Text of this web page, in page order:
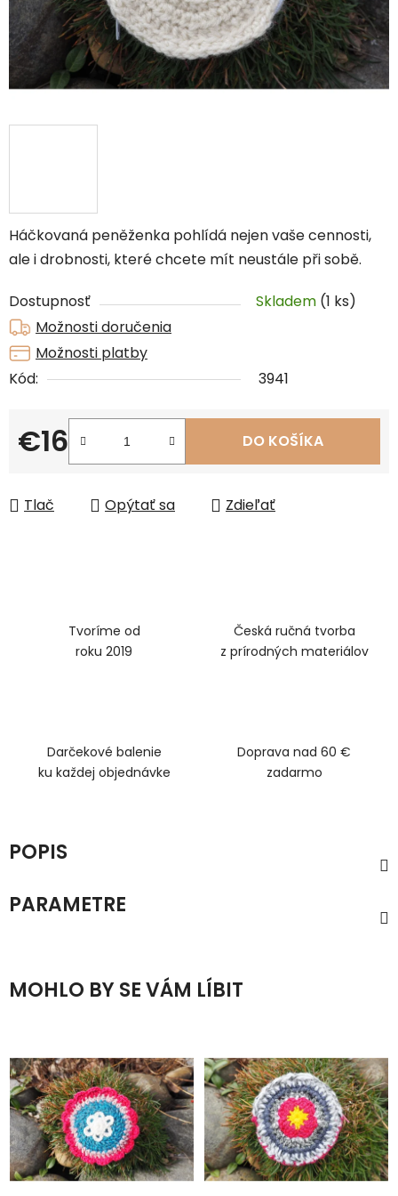
Háčkovaná peněženka pohlídá nejen vaše cennosti,
ale i drobnosti, které chcete mít neustále při sobě.
Dostupnosť Skladem (1 ks)
Možnosti doručenia
Možnosti platby
Kód:
3941
€16
Jednotková cena:
DO KOŠÍKA
Tlač Opýtať sa Zdieľať
Tvoríme od
roku 2019
Česká ručná tvorba
z prírodných materiálov
Darčekové balenie
ku každej objednávke
Doprava nad 60 €
zadarmo
POPIS
PARAMETRE
MOHLO BY SE VÁM LÍBIT